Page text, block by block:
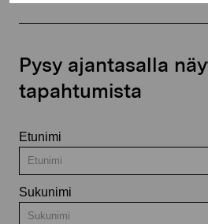
Pysy ajantasalla
tapahtumista
Etunimi
Sukunimi